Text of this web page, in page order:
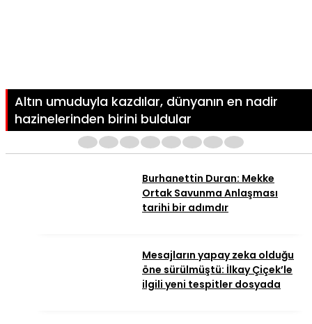
Altın umuduyla kazdılar, dünyanın en nadir
hazinelerinden birini buldular
Burhanettin Duran: Mekke
Ortak Savunma Anlaşması
tarihi bir adımdır
Mesajların yapay zeka olduğu
öne sürülmüştü: İlkay Çiçek’le
ilgili yeni tespitler dosyada